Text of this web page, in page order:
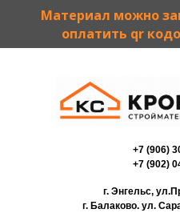
Материал можно
оплатить qr
+7 (906)
+7 (902)
г. Энгельс,
г. Балаково. ул.